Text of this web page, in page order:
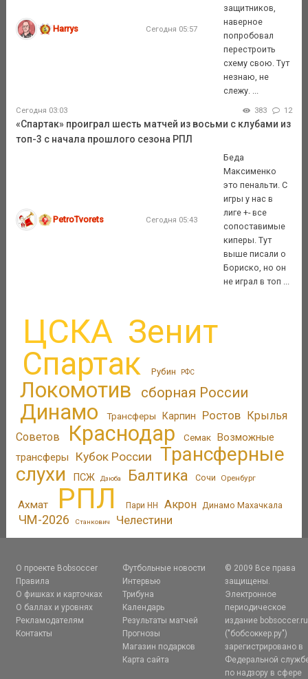
Harrys Сегодня 05:57
защитников,
наверное
попробовал
перестроить
схему свою. Тут
незнаю, не
слежу. ...
Сегодня 03:03 383 12
«Спартак» проиграл шесть матчей из восьми с клубами из
топ-3 с начала прошлого сезона РПЛ
PetroTvorets Сегодня 05:43
Беда
Максименко
это пенальти. С
игры у нас в
лиге +- все
сопоставимые
киперы. Тут
выше писали о
Бориско, но он
не играл в топ ...
ЦСКА Зенит
Спартак Рубин РФС
Локомотив сборная России
Динамо Трансферы Карпин Ростов Крылья
Советов
Краснодар Семак Возможные
трансферы
Кубок России
Трансферные
слухи
ПСЖ Дзюба Балтика Сочи Оренбург
Ахмат РПЛ Пари НН Акрон Динамо Махачкала
ЧМ-2026 Станкович Челестини
О проекте Bobsoccer
Правила
О фишках и карточках
О баллах и уровнях
Рекламодателям
Контакты
Футбольные новости
Интервью
Трибуна
Календарь
Результаты матчей
Прогнозы
Магазин подарков
Карта сайта
© 2009 Все права
защищены.
Электронное
периодическое
издание bobsoccer.ru
("бобсоккер.ру")
зарегистрировано в
Федеральной
по надзору в сфере